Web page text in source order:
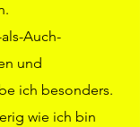
Auch-
und
ich besonders.
wie ich bin